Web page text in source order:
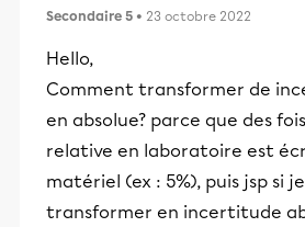
Secondaire 5 • 23 octobre 2022
Hello,
Comment transformer de
en absolue? parce que des
relative en laboratoire est
matériel (ex : 5%), puis jsp si
transformer en incertitude